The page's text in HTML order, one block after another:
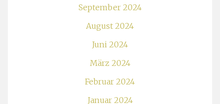
Dezember 2023
November 2023
Oktober 2023
September 2023
August 2023
Juli 2023